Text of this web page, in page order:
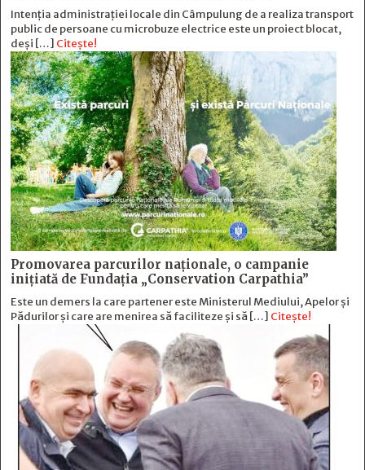
Intenția administrației locale din Câmpulung de a realiza transport
public de persoane cu microbuze electrice este un proiect blocat,
deși […] Citește!
Promovarea parcurilor naționale, o campanie
inițiată de Fundația „Conservation Carpathia”
Este un demers la care partener este Ministerul Mediului, Apelor și
Pădurilor și care are menirea să faciliteze și să […] Citește!